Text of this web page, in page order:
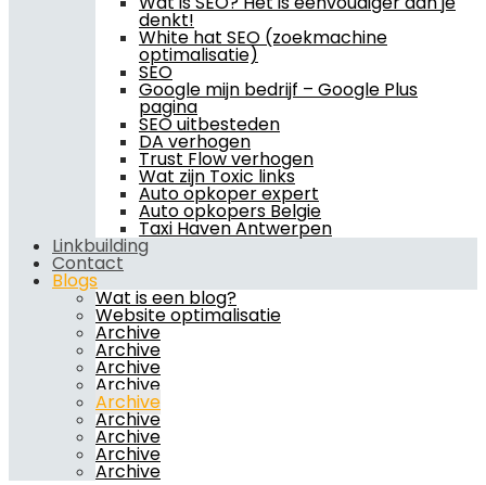
denkt!
White hat SEO (zoekmachine
optimalisatie)
SEO
Google mijn bedrijf – Google Plus
pagina
SEO uitbesteden
DA verhogen
Trust Flow verhogen
Wat zijn Toxic links
Auto opkoper expert
Auto opkopers Belgie
Taxi Haven Antwerpen
Linkbuilding
Contact
Blogs
Wat is een blog?
Website optimalisatie
Archive
Archive
Archive
Archive
Archive
Archive
Archive
Archive
Archive